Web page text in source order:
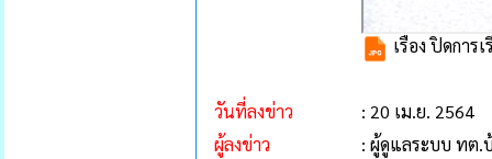
เรื่อง ปิดการ
วันที่ลงข่าว
: 20 เม.ย. 2564
ผู้ลงข่าว
: ผู้ดูแลระบบ ทต.